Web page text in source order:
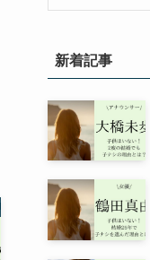
新着記事